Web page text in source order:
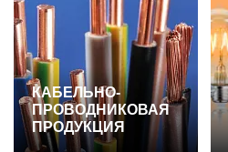
КАБЕЛЬНО-
ПРОВОДНИКОВАЯ
ПРОДУКЦИЯ